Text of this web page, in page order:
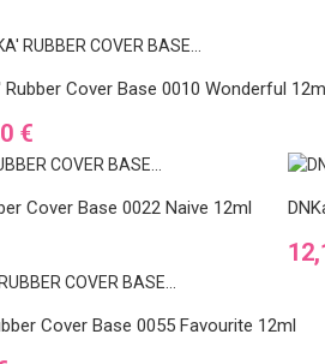
Rubber Cover Base 0010 Wonderful
€
Cover Base 0022 Naive 12ml
Ár
Cover Base 0055 Favourite 12ml